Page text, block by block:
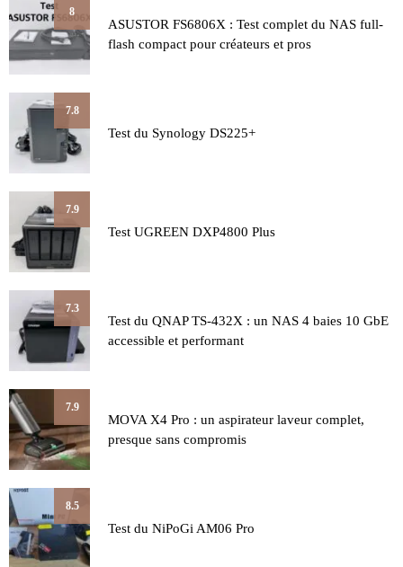
8
ASUSTOR FS6806X : Test complet du NAS full-
flash compact pour créateurs et pros
7.8
Test du Synology DS225+
7.9
Test UGREEN DXP4800 Plus
7.3
Test du QNAP TS-432X : un NAS 4 baies 10 GbE
accessible et performant
7.9
MOVA X4 Pro : un aspirateur laveur complet,
presque sans compromis
8.5
Test du NiPoGi AM06 Pro